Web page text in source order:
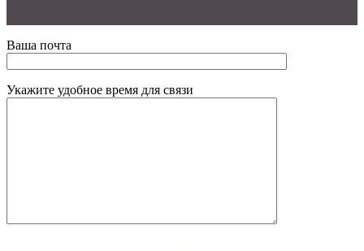
Ваша почта
Укажите удобное время для связи